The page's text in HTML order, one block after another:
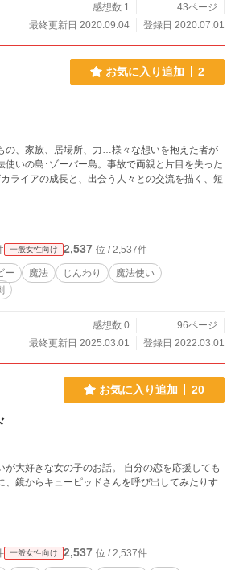
感想数 1
43ページ
最終更新日 2020.09.04
登録日 2020.07.01
お気に入り追加 2
の、家族、居場所、力…様々な想いを抱えた者が
使いの島･ゾーバー島。事故で両親と片目を失った
ライアの成長と、出会う人々との交流を描く、短
一般女性向け 2,537 位 / 2,537件
ー 魔法 じんわり
魔法使い
感想数 0
96ページ
最終更新日 2025.03.01
登録日 2022.03.01
お気に入り追加 20
が大好きな女の子のお話。 自分の恋を応援しても
、鏡からキューピッドさんを呼び出してみたりす
一般女性向け 2,537 位 / 2,537件